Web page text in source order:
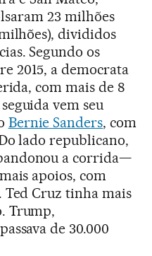
23 milhões
divididos
Segundo os
2015, a democrata
com mais de 8
vem seu
Bernie Sanders, com
lado republicano,
a corrida—
apoios, com
Ted Cruz tinha mais
Trump,
de 30.000